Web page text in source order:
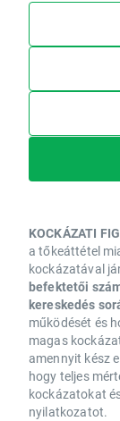
KOCKÁZATI
a tőkeáttétel
kockázatával
befektetői
kereskedés
működését és
magas
amennyit kész
hogy teljes
kockázatokat
nyilatkozatot.